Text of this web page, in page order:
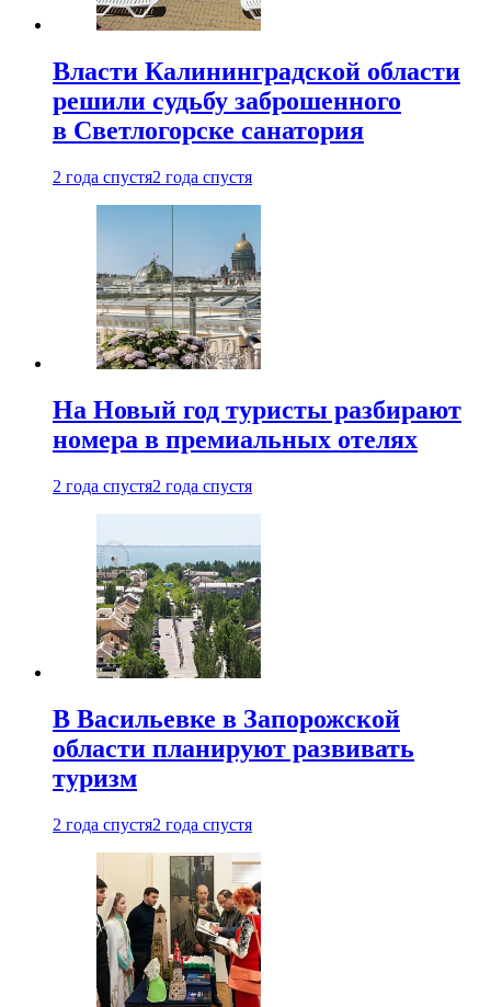
Власти Калининградской области
решили судьбу заброшенного
в Светлогорске санатория
2 года спустя2 года спустя
На Новый год туристы разбирают
номера в премиальных отелях
2 года спустя2 года спустя
В Васильевке в Запорожской
области планируют развивать
туризм
2 года спустя2 года спустя